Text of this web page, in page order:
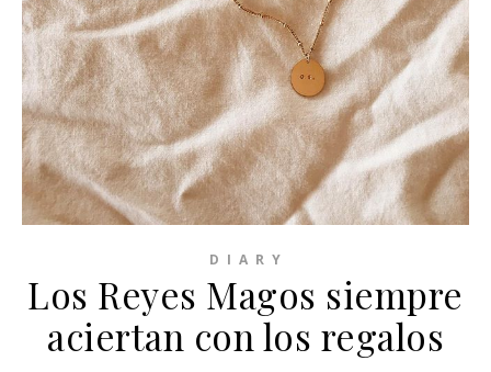
D I A R Y
Los Reyes Magos siempre
aciertan con los regalos